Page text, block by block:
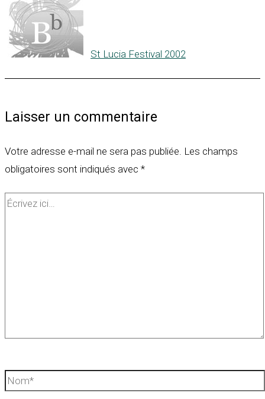
St Lucia Festival 2002
Laisser un commentaire
Votre adresse e-mail ne sera pas publiée. Les champs
obligatoires sont indiqués avec *
Écrivez
Nom*